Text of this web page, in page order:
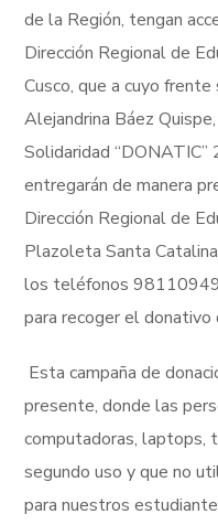
de la Región, tengan
Dirección Regional de
Cusco, que a cuyo
Alejandrina Báez
Solidaridad
entregarán de manera
Dirección Regional de
Plazoleta Santa
los teléfonos
para recoger el donativo
Esta campaña de
presente, donde las
computadoras, laptops,
segundo uso y que no
para nuestros